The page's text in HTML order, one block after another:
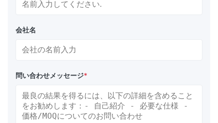
会社名
問い合わせメッセージ*